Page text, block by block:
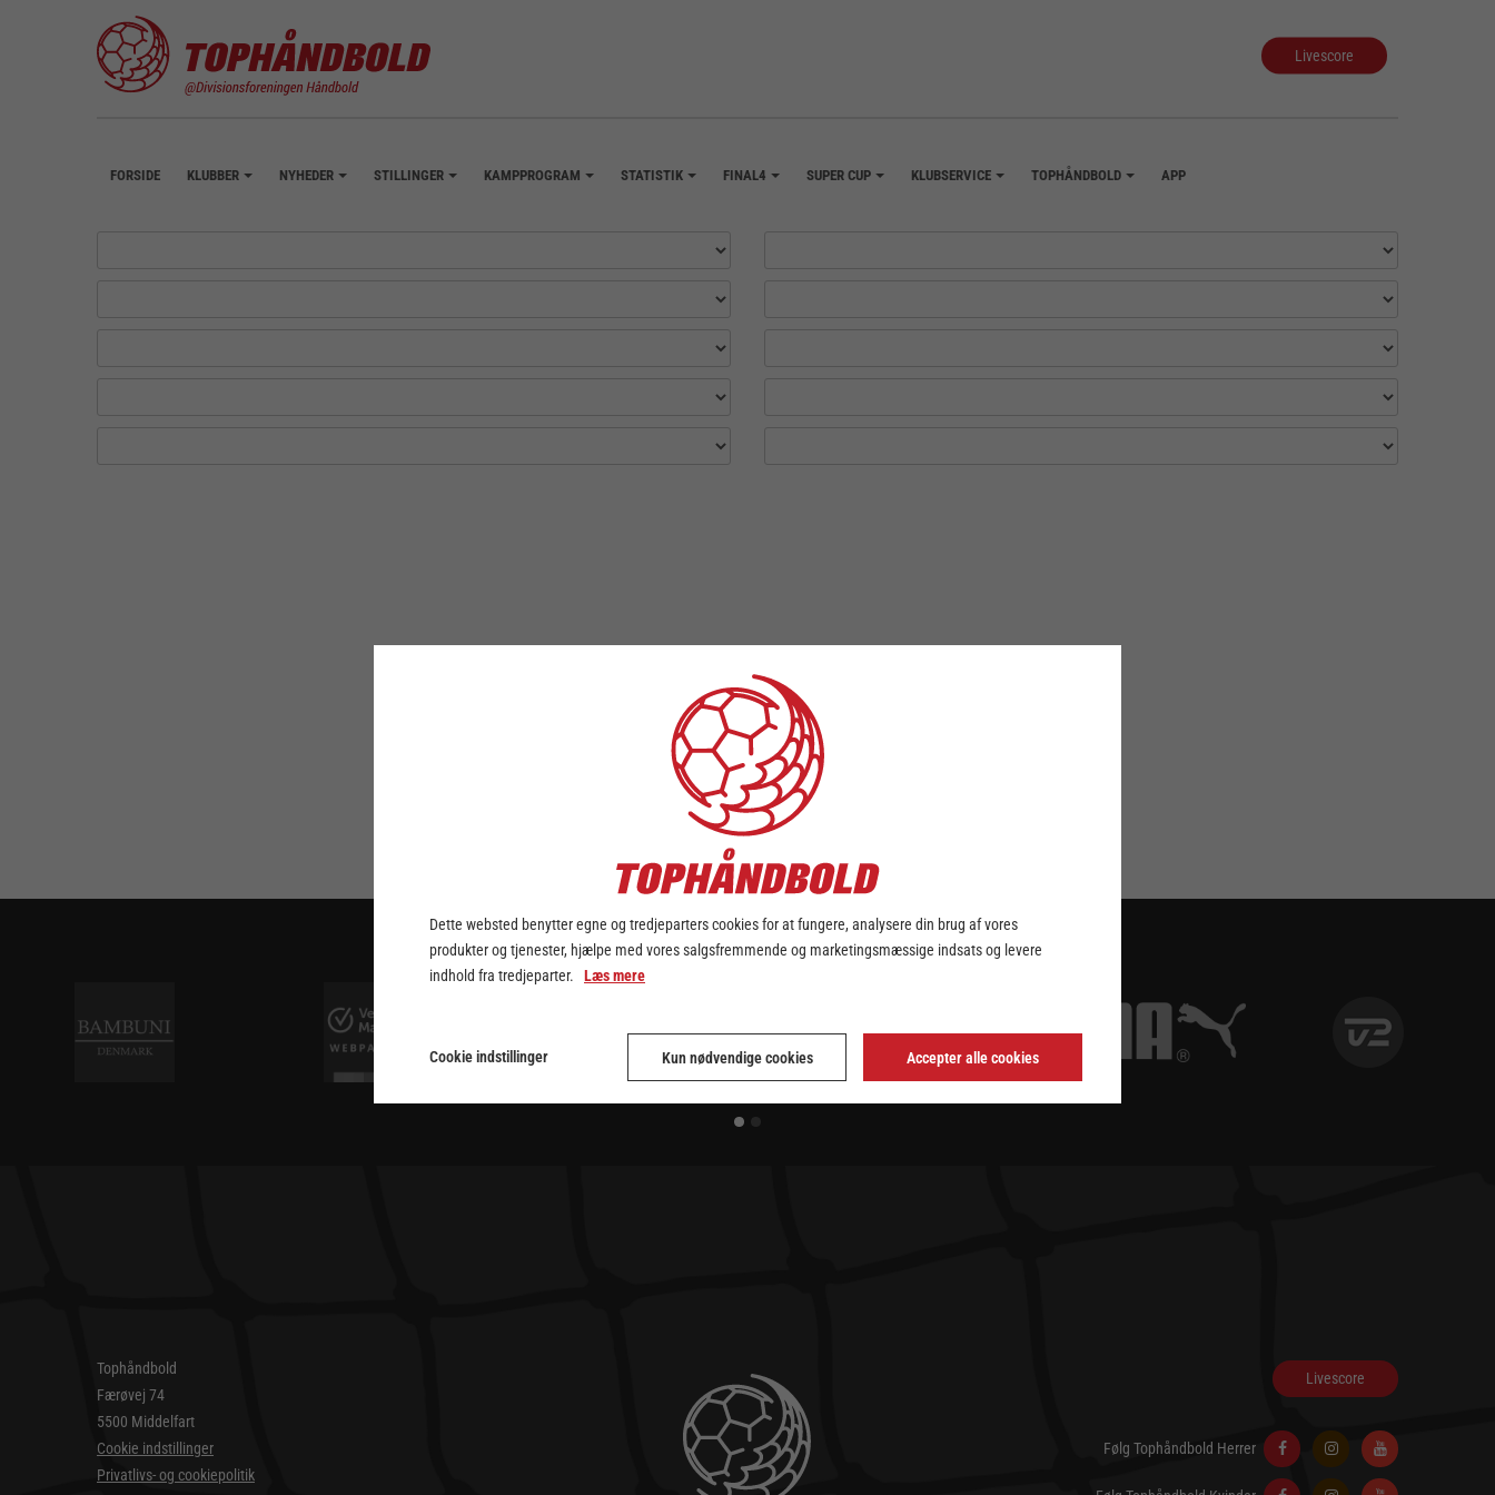
Livescore
FORSIDE KLUBBER NYHEDER STILLINGER KAMPPROGRAM STATISTIK FINAL4 SUPER CUP KLUBSERVICE TOPHÅNDBOLD APP
Tophåndbold
Færøvej 74
5500 Middelfart
Cookie indstillinger
Privatlivs- og cookiepolitik
Livescore
Følg Tophåndbold Herrer
Dette websted benytter egne og tredjeparters cookies for at fungere, analysere din brug af vores
produkter og tjenester, hjælpe med vores salgsfremmende og marketingsmæssige indsats og levere
indhold fra tredjeparter. Læs mere
Cookie indstillinger Kun nødvendige cookies Accepter alle cookies